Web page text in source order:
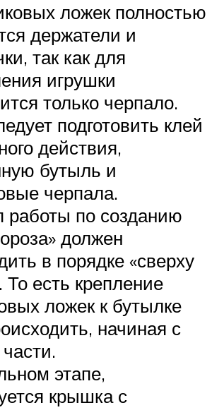
ложек полностью
держатели и
так как для
игрушки
только черпало.
подготовить клей
действия,
бутыль и
черпала.
работы по созданию
должен
в порядке «сверху
есть крепление
ложек к бутылке
начиная с
этапе,
крышка с